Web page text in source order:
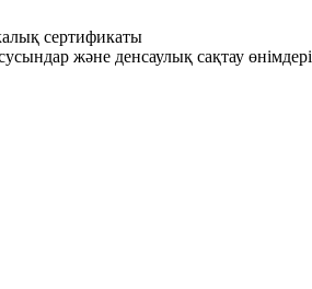
сертификаты
және денсаулық сақтау өнімдері